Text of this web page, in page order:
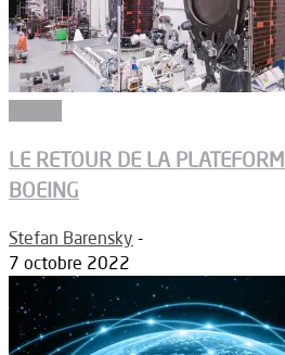
LE RETOUR DE LA
BOEING
Stefan Barensky -
7 octobre 2022